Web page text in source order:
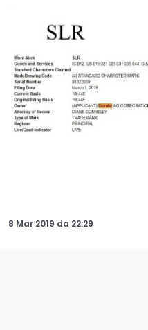
8 Mar 2019 da 22:29